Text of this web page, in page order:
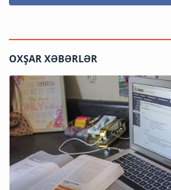
OXŞAR XƏBƏRLƏR